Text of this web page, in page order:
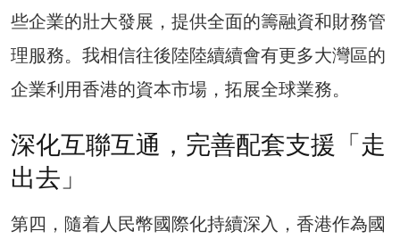
些企業的壯大發展，提供全面的籌融資和財務管
理服務。我相信往後陸陸續續會有更多大灣區的
企業利用香港的資本市場，拓展全球業務。
深化互聯互通，完善配套支援「走
出去」
第四，隨着人民幣國際化持續深入，香港作為國